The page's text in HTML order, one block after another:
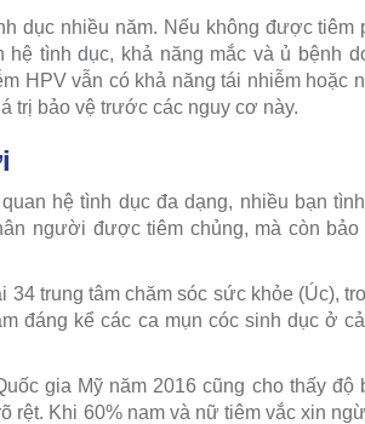
dục nhiều năm. Nếu không được tiêm
hệ tình dục, khả năng mắc và ủ bệnh
HPV vẫn có khả năng tái nhiễm hoặc
trị bảo vệ trước các nguy cơ này.
hệ tình dục đa dạng, nhiều bạn
người được tiêm chủng, mà còn
trung tâm chăm sóc sức khỏe (Úc),
đáng kể các ca mụn cóc sinh dục ở
gia Mỹ năm 2016 cũng cho thấy độ
rệt. Khi 60% nam và nữ tiêm vắc xin